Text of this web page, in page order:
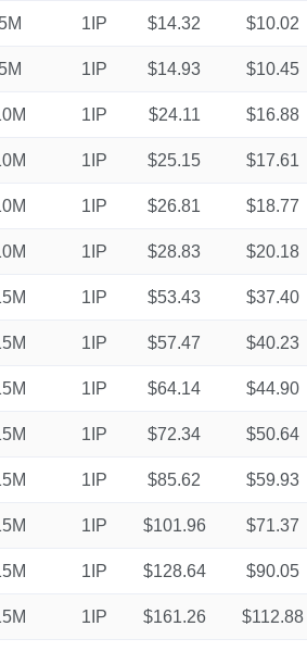
1IP $14.32 $10.02
1IP $14.93 $10.45
1IP $24.11 $16.88
1IP $25.15 $17.61
1IP $26.81 $18.77
1IP $28.83 $20.18
1IP $53.43 $37.40
1IP $57.47 $40.23
1IP $64.14 $44.90
1IP $72.34 $50.64
1IP $85.62 $59.93
1IP $101.96 $71.37
1IP $128.64 $90.05
1IP $161.26 $112.88